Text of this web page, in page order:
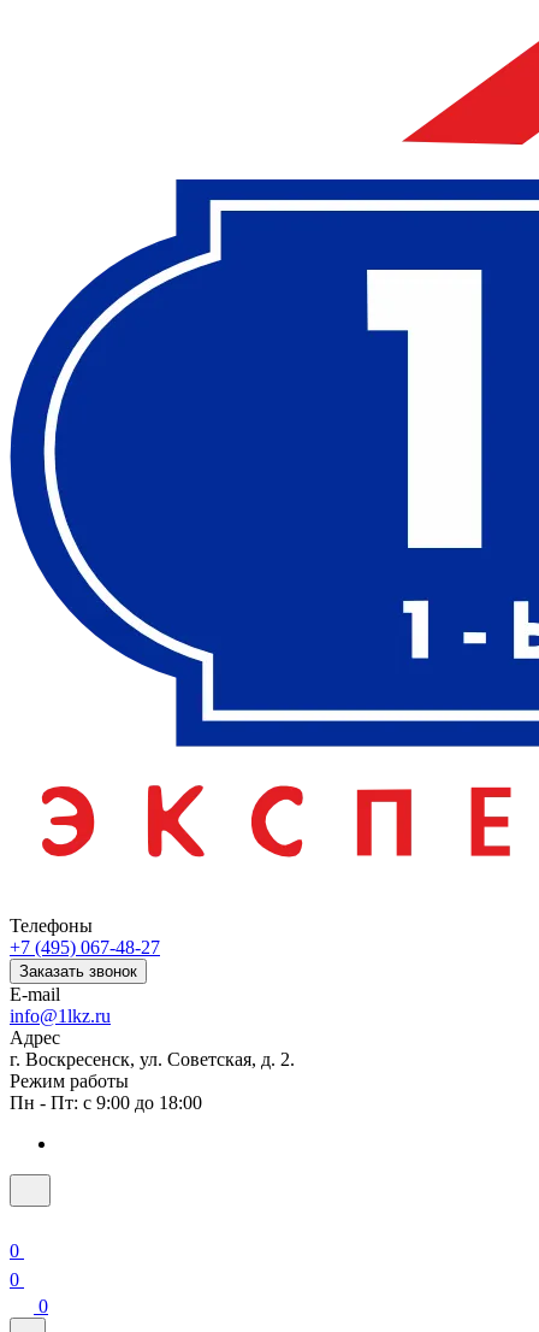
Телефоны
+7 (495) 067-48-27
Заказать звонок
E-mail
info@1lkz.ru
Адрес
г. Воскресенск, ул. Советская, д. 2.
Режим работы
Пн - Пт: с 9:00 до 18:00
0
0
0